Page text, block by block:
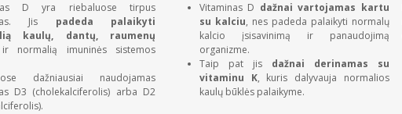
D yra riebaluose tirpus
Jis padeda palaikyti
kaulų, dantų, raumenų
ir normalią imuninės sistemos
dažniausiai naudojamas
D3 (cholekalciferolis) arba D2
Vitaminas D dažnai vartojamas kartu
su kalciu, nes padeda palaikyti normalų
kalcio įsisavinimą ir panaudojimą
organizme.
Taip pat jis dažnai derinamas su
vitaminu K, kuris dalyvauja normalios
kaulų būklės palaikyme.